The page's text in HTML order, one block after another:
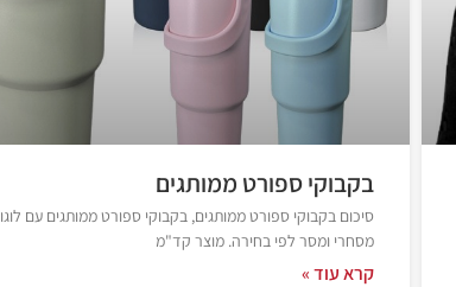
בקבוקי ספורט ממותגים
סיכום בקבוקי ספורט ממותגים, בקבוקי ספורט ממותגים עם לוגו
מסחרי ומסר לפי בחירה. מוצר קד"מ
קרא עוד »